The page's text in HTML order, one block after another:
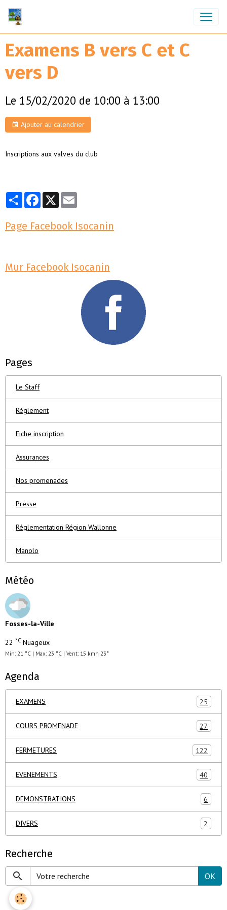
Examens B vers C et C
vers D
Le 15/02/2020 de 10:00 à 13:00
Ajouter au calendrier
Inscriptions aux valves du club
PartagerFacebook
X
Page Facebook Isocanin
Mur Facebook Isocanin
Pages
Le Staff
Réglement
Fiche inscription
Assurances
Nos promenades
Presse
Réglementation Région Wallonne
Manolo
Météo
Fosses-la-Ville
22 °C Nuageux
Min: 21 °C | Max: 23 °C | Vent: 15 kmh 23°
Agenda
EXAMENS 25
COURS PROMENADE 27
FERMETURES 122
EVENEMENTS 40
DEMONSTRATIONS 6
DIVERS 2
Recherche
OK